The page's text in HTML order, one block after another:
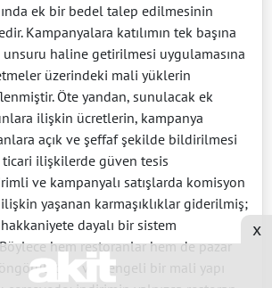
ek bir bedel talep edilmesinin
Kampanyalara katılımın tek başına
haline getirilmesi uygulamasına
üzerindeki mali yüklerin
Öte yandan, sunulacak ek
ilişkin ücretlerin, kampanya
açık ve şeffaf şekilde bildirilmesi
ticari ilişkilerde güven tesis
ve kampanyalı satışlarda komisyon
yaşanan karmaşıklıklar giderilmiş;
hakkaniyete dayalı bir sistem
hem restoranlar hem de pazar
ve dengeli bir mali yapı
x